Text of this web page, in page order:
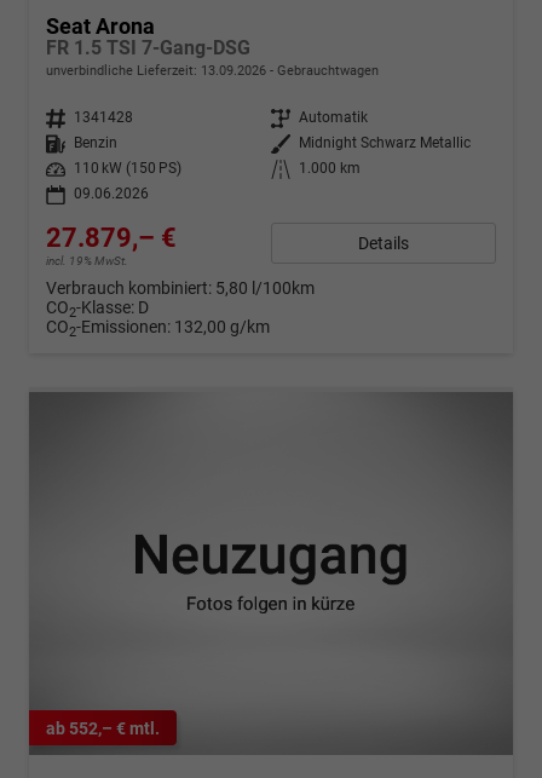
Seat Arona
FR 1.5 TSI 7-Gang-DSG
unverbindliche Lieferzeit: 13.09.2026 Gebrauchtwagen
Fahrzeugnr. 1341428 Getriebe Automatik
Kraftstoff
Benzin Außenfarbe
Midnight Schwarz Metallic
Leistung
110 kW (150 PS) Kilometerstand
1.000 km
09.06.2026
27.879,– €
incl. 19% MwSt.
Details
Verbrauch kombiniert: 5,80 l/100km
CO2-Klasse: D
CO2-Emissionen: 132,00 g/km
ab 552,– € mtl.